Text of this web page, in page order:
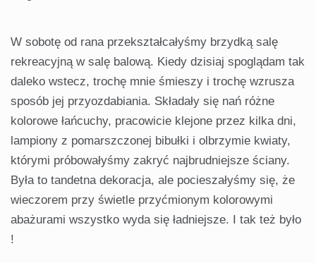
W sobotę od rana przekształcałyśmy brzydką salę
rekreacyjną w salę balową. Kiedy dzisiaj spoglądam tak
daleko wstecz, trochę mnie śmieszy i trochę wzrusza
sposób jej przyozdabiania. Składały się nań różne
kolorowe łańcuchy, pracowicie klejone przez kilka dni,
lampiony z pomarszczonej bibułki i olbrzymie kwiaty,
którymi próbowałyśmy zakryć najbrudniejsze ściany.
Była to tandetna dekoracja, ale pocieszałyśmy się, że
wieczorem przy świetle przyćmionym kolorowymi
abażurami wszystko wyda się ładniejsze. I tak też było
!